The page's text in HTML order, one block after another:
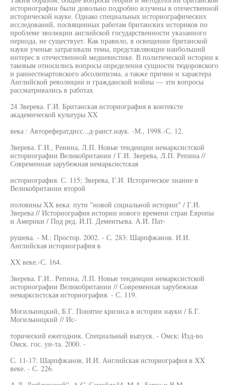
историографии были довольно подробно изучены в отечественной
исторической науке. Однако специальных историографических
исследований, посвященных работам британских историков по
проблеме эволюции английской государственности указанного
периода, не существует. Как правило, в освещении британской
науки ученые затрагивали темы, представляющие наибольший
интерес в отечественной медиевистике. В политической истории к
таковым относились вопросы определения сущности тюдоровского
и раннестюартовского абсолютизма, а также причин и характера
Английской революции и гражданской войны — эти вопросы
рассматривались в работах
24 Зверева. Г.И. Британская историография в контексте
академической культуры XX
века : Авторефератдисс...д-раист.наук. -М., 1998.-С. 12.
Зверева. Г.И., Ренина, Л.П. Новые тенденции немарксистской
историографии Великобритании / Г.И. Зверева, Л.П. Репина //
Современная зарубежная немарксистская
историография. С. 115; Зверева, Г.И. Историческое знание в
Великобритании второй
половины XX века: пути "новой социальной истории" / Г.И.
Зверева // Историография истории нового времени стран Европы
и Америки / Под ред. И.П. Дементьева. А.И. Пат-
рушева. - М.: Простор. 2002. - С. 283: Шарпфжанов. И.И.
Английская историография в
XX веке.-С. 164.
Зверева, Г.И.. Репина, Л.П. Новые тенденции немарксистской
историографии Великобритании // Современная зарубежная
немарксистская историография. - С. 119.
Могильницкий, Б.Г. Понятие кризиса в истории науки / Б.Г.
Могильннцкнй // Ис-
торический ежегодник. Специальный выпуск. - Омск: Изд-во
Омск. гос. ун-та. 2000. -
С. 11-17: Шарпфжанов, И.И. Английская историография в XX
веке. - С. 226.